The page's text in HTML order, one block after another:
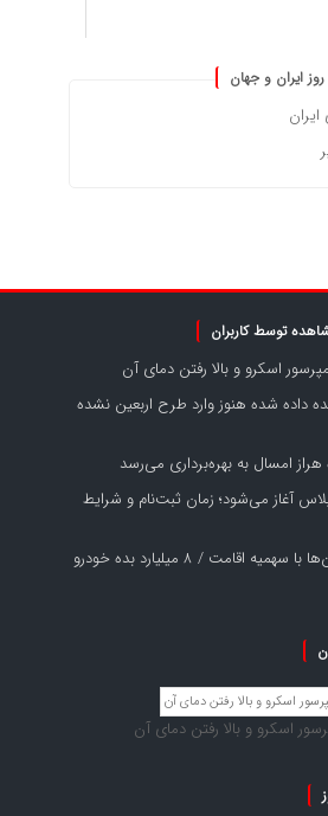
ایران و جهان
ایران
توسط کاربران
اسکرو و بالا رفتن دمای آن
وعده داده شده هنوز وارد طرح اربعین نشده
هراز امسال به بهره‌برداری می‌رسد
آغاز می‌شود؛ زمان ثبت‌نام و شرایط
کاسبی خارج‌نشین‌ها با سهمیه اقامت / ۸ میلیارد بده خودرو
اسکرو و بالا رفتن دمای آن